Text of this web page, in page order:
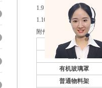
1.9 主机尺寸
1.10 茄 形 瓶
附件：
型号
主机
有机玻璃罩
普通物料架